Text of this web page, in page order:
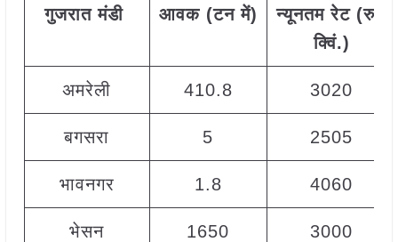
गुजरात मंडी आवक(टन में) न्यूनतम रेट(रु
क्विं.)
अमरेली 410.8 3020
बगसरा 5 2505
भावनगर 1.8 4060
भेसन 1650 3000